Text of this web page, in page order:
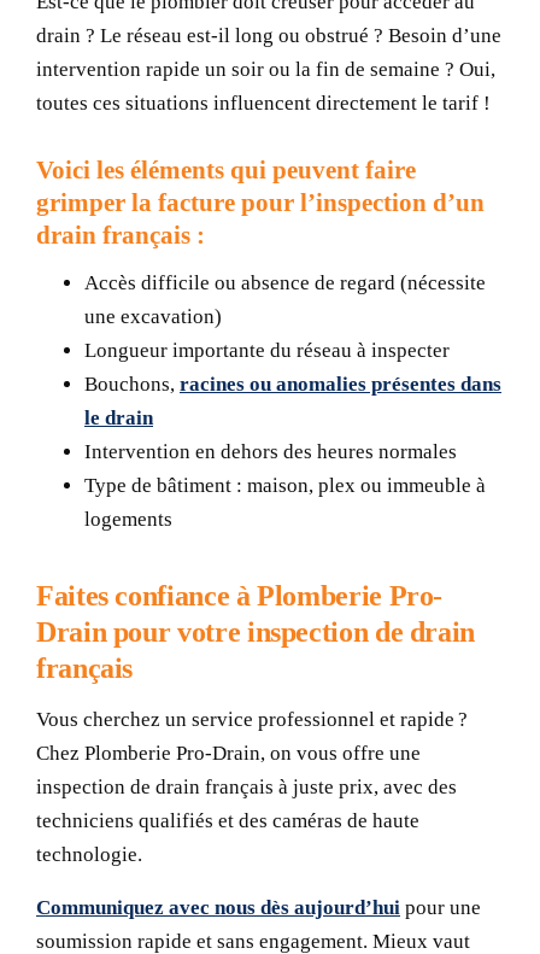
drain ? Le réseau est-il long ou obstrué ? Besoin d’une
intervention rapide un soir ou la fin de semaine ? Oui,
toutes ces situations influencent directement le tarif !
Voici les éléments qui peuvent faire
grimper la facture pour l’inspection d’un
drain français :
Accès difficile ou absence de regard (nécessite
une excavation)
Longueur importante du réseau à inspecter
Bouchons, racines ou anomalies présentes dans
le drain
Intervention en dehors des heures normales
Type de bâtiment : maison, plex ou immeuble à
logements
Faites confiance à Plomberie Pro-
Drain pour votre inspection de drain
français
Vous cherchez un service professionnel et rapide ?
Chez Plomberie Pro-Drain, on vous offre une
inspection de drain français à juste prix, avec des
techniciens qualifiés et des caméras de haute
technologie.
Communiquez avec nous dès aujourd’hui pour une
soumission rapide et sans engagement. Mieux vaut